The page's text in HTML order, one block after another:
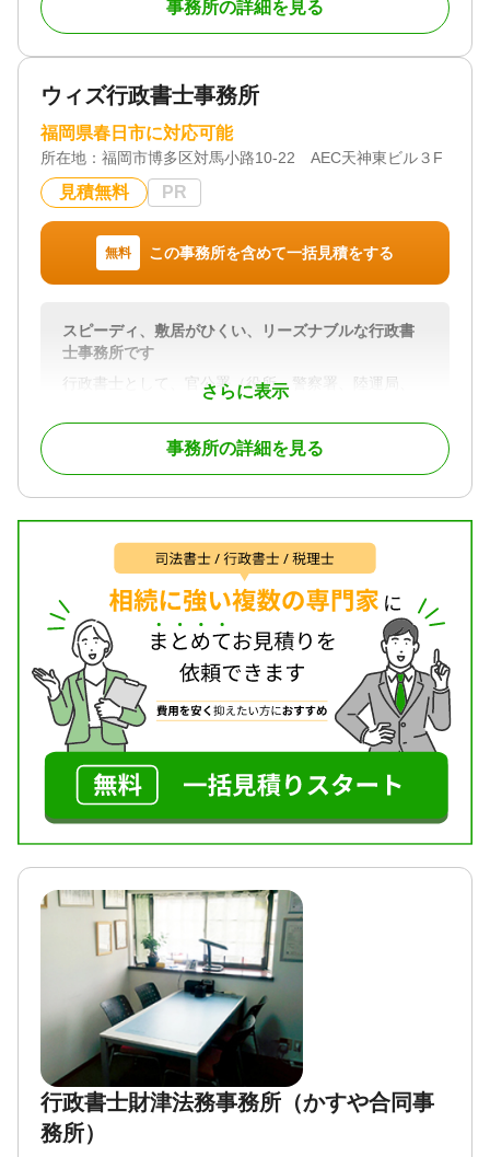
親身に相談に乗ってくれる税理士を探している
電話・メールで問い合わせを承っております。
ください。
対応地域
福岡、佐賀、長崎
対応業務
遺産分割 / 相続税申告
初回相談無料 / 18時以降相談可
事務所の詳細を見る
ウィズ行政書士事務所
福岡県春日市に対応可能
所在地： 福岡市博多区対馬小路10-22 AEC天神東ビル３F
見積無料 PR
無料 この事務所を含めて一括見積をする
さらに表示
スピーディ、敷居がひくい、リーズナブルな行政書
士事務所です
行政書士として、官公署（役所、警察署、陸運局、
保健所、消防署、入国管理局など） に提出する各種
書類の作成及び提出並びに受領をはじめ、 民事法務
として遺言・相続手続、離婚協議やクーリング・オ
フなどの市民に身近な書類の作成及び提出、相談業
遺言・相続・遺品整理・家系図・会社設立・各種許
認可申請（飲食・風営・建設・宅建・古物等） 会計
記帳・各種契約書作成・公正証書作成補助・内容証
明・車庫証明・自動車名義変更・クーリングオフ・
各種補助金など。 こちらに記載出来ない程の業務が
御座います。
お問合せのみでも大歓迎ですので、お気軽にご連絡
下さい。
対応地域
福岡市、田川市、飯塚市、糸島市、糟屋郡
対応業務
遺言書 / 遺産分割 / 相続財産調査 / 相続手続き / 銀行
対応体制
訪問可 / 初回相談無料 / 事務所面談可
事務所の詳細を見る
行政書士財津法務事務所（かすや合同事
務所）